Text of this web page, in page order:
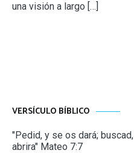
una visión a largo […]
VERSÍCULO BÍBLICO
"Pedid, y se os dará;
abrira" Mateo 7:7